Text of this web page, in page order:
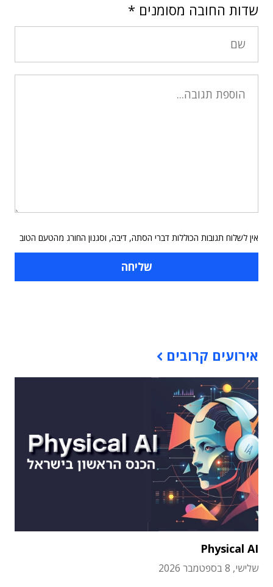
שדות החובה מסומנים *
אין לשלוח תגובות הכוללות דברי הסתה, דיבה, וסגנון החורג מהטעם הטוב
אירועים קרובים
Physical AI
שלישי, 8 בספטמבר 2026